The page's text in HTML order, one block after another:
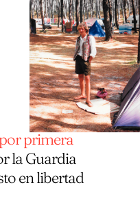
primera
la Guardia
en libertad